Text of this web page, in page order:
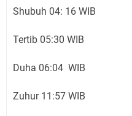
Shubuh 04: 16 WIB
Tertib 05:30 WIB
Duha 06:04 WIB
Zuhur 11:57 WIB